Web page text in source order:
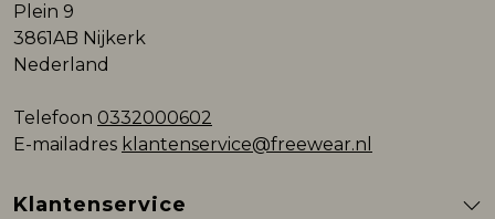
Plein 9
3861AB Nijkerk
Nederland
Telefoon 0332000602
E-mailadres klantenservice@freewear.nl
Klantenservice